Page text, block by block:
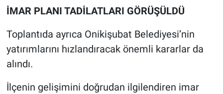
İMAR PLANI TADİLATLARI GÖRÜŞÜLDÜ
Toplantıda ayrıca Onikişubat Belediyesi’nin
yatırımlarını hızlandıracak önemli kararlar da
alındı.
İlçenin gelişimini doğrudan ilgilendiren imar